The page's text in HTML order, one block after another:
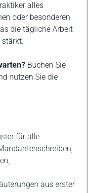
alles
oder besonderen
die tägliche Arbeit
stärkt.
Buchen Sie
nutzen Sie die
für alle
aus erster